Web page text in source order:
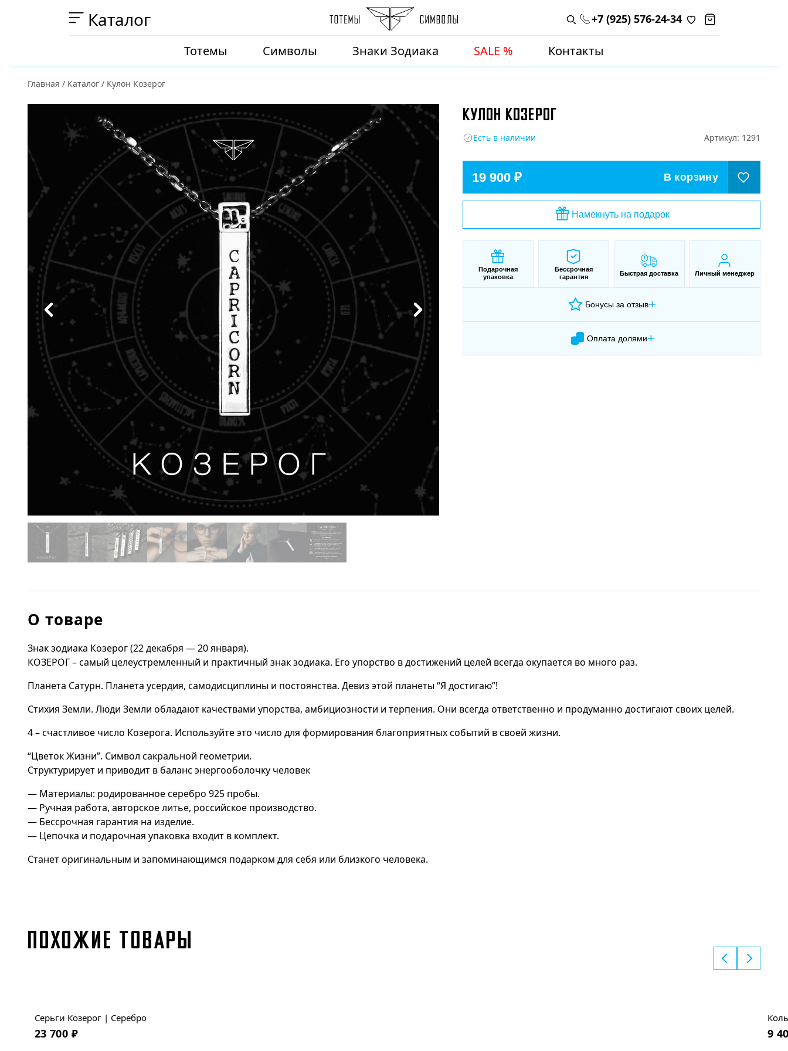
Каталог Поиск по каталогу
+7 (925) 576-24-34
Тотемы Символы Знаки Зодиака SALE % Контакты
Главная / Каталог / Кулон Козерог
КУЛОН КОЗЕРОГ
Есть в наличии Артикул: 1291
19 900 ₽ В корзину
Намекнуть на подарок
Подарочная
упаковка
Бессрочная
гарантия
Быстрая доставка Личный менеджер
Бонусы за отзыв+
Оплата долями+
О товаре
Знак зодиака Козерог (22 декабря — 20 января).
КОЗЕРОГ – самый целеустремленный и практичный знак зодиака. Его упорство в достижений целей всегда окупается во много раз.
Планета Сатурн. Планета усердия, самодисциплины и постоянства. Девиз этой планеты “Я достигаю”!
Стихия Земли. Люди Земли обладают качествами упорства, амбициозности и терпения. Они всегда ответственно и продуманно достигают своих целей.
4 – счастливое число Козерога. Используйте это число для формирования благоприятных событий в своей жизни.
“Цветок Жизни”. Символ сакральной геометрии.
Структурирует и приводит в баланс энергооболочку человек
— Материалы: родированное серебро 925 пробы.
— Ручная работа, авторское литье, российское производство.
— Бессрочная гарантия на изделие.
— Цепочка и подарочная упаковка входит в комплект.
Станет оригинальным и запоминающимся подарком для себя или близкого человека.
ПОХОЖИЕ ТОВАРЫ
Серьги Козерог | Серебро
23 700 ₽ 9